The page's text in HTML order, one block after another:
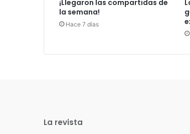
¡Llegaron las compartidas de
la semana!
Hace 7 días
La revista